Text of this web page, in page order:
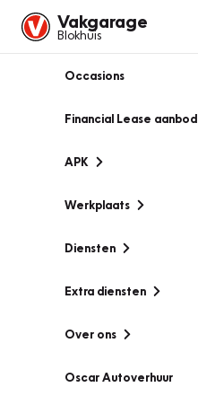
Vakgarage
Blokhuis
Occasions
Financial Lease aanbod
APK
Werkplaats
Diensten
Extra diensten
Over ons
Oscar Autoverhuur